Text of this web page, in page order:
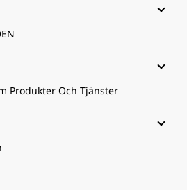
Produkter Och Tjänster